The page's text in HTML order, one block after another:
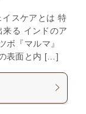
イスケアとは 特
る インドのア
ボ『マルマ』
表面と内 […]